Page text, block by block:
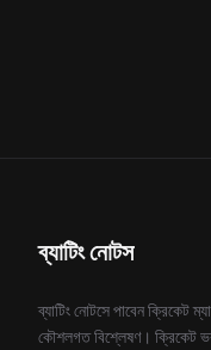
ব্যাটিং নোটস
ব্যাটিং নোটসে পাবেন ক্রিকেট
কৌশলগত বিশ্লেষণ। ক্রিকেট